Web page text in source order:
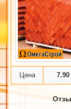
Цена 7.90